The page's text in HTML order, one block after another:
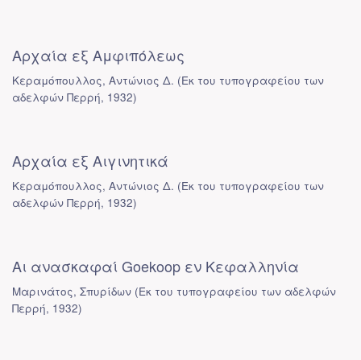
Αρχαία εξ Αμφιπόλεως
Κεραμόπουλλος, Αντώνιος Δ. (Εκ του τυπογραφείου των
αδελφών Περρή, 1932)
Αρχαία εξ Αιγινητικά
Κεραμόπουλλος, Αντώνιος Δ. (Εκ του τυπογραφείου των
αδελφών Περρή, 1932)
Αι ανασκαφαί Goekoop εν Κεφαλληνία
Μαρινάτος, Σπυρίδων (Εκ του τυπογραφείου των αδελφών
Περρή, 1932)